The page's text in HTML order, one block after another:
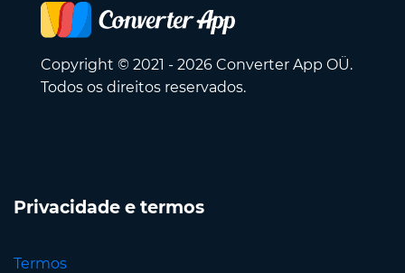
Copyright © 2021 - 2026 Converter App OÜ.
Todos os direitos reservados.
Privacidade e termos
Termos